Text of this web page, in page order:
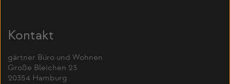
Kontakt
gärtner Büro und Wohnen
Große Bleichen 23
20354 Hamburg